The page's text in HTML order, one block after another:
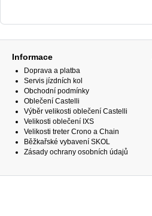
Informace
Doprava a platba
Servis jízdních kol
Obchodní podmínky
Oblečení Castelli
Výběr velikosti oblečení Castelli
Velikosti oblečení IXS
Velikosti treter Crono a Chain
Běžkařské vybavení SKOL
Zásady ochrany osobních údajů